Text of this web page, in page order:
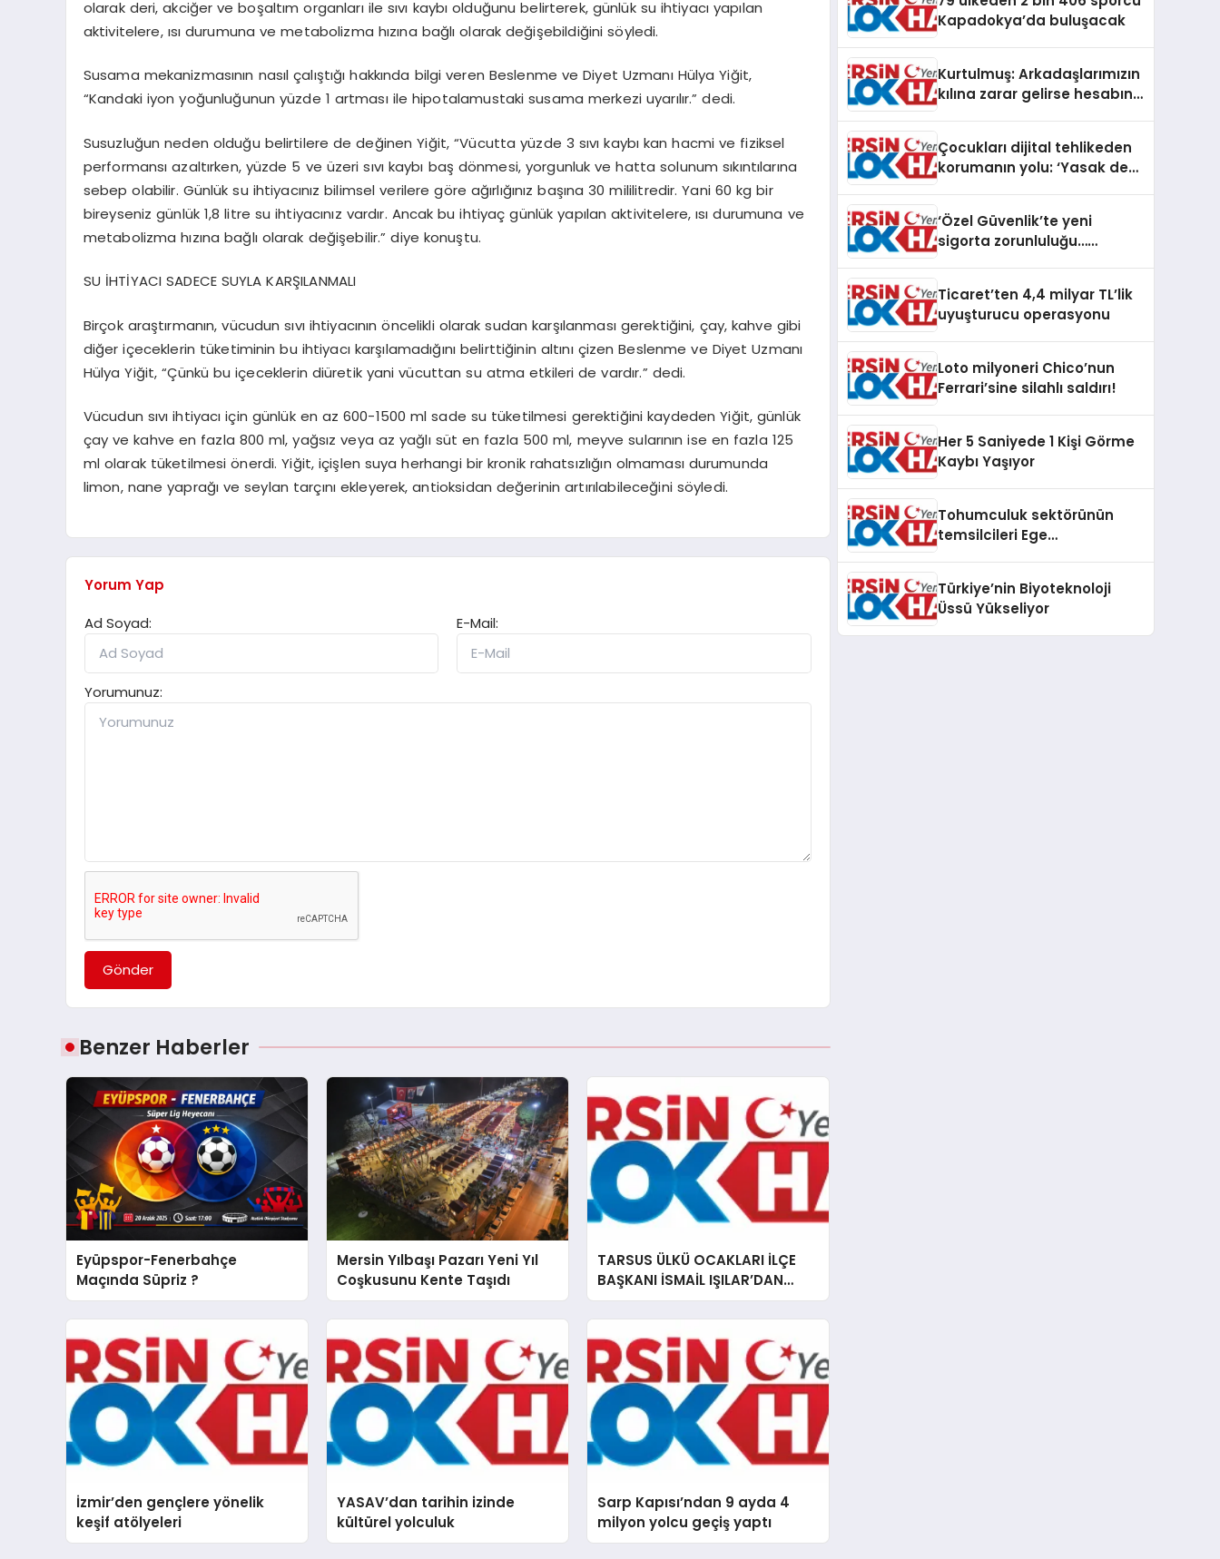
olarak deri, akciğer ve boşaltım organları ile sıvı kaybı olduğunu belirterek, günlük su ihtiyacı yapılan
aktivitelere, ısı durumuna ve metabolizma hızına bağlı olarak değişebildiğini söyledi.
Susama mekanizmasının nasıl çalıştığı hakkında bilgi veren Beslenme ve Diyet Uzmanı Hülya Yiğit,
“Kandaki iyon yoğunluğunun yüzde 1 artması ile hipotalamustaki susama merkezi uyarılır.” dedi.
Susuzluğun neden olduğu belirtilere de değinen Yiğit, “Vücutta yüzde 3 sıvı kaybı kan hacmi ve fiziksel
performansı azaltırken, yüzde 5 ve üzeri sıvı kaybı baş dönmesi, yorgunluk ve hatta solunum sıkıntılarına
sebep olabilir. Günlük su ihtiyacınız bilimsel verilere göre ağırlığınız başına 30 mililitredir. Yani 60 kg bir
bireyseniz günlük 1,8 litre su ihtiyacınız vardır. Ancak bu ihtiyaç günlük yapılan aktivitelere, ısı durumuna ve
metabolizma hızına bağlı olarak değişebilir.” diye konuştu.
SU İHTİYACI SADECE SUYLA KARŞILANMALI
Birçok araştırmanın, vücudun sıvı ihtiyacının öncelikli olarak sudan karşılanması gerektiğini, çay, kahve gibi
diğer içeceklerin tüketiminin bu ihtiyacı karşılamadığını belirttiğinin altını çizen Beslenme ve Diyet Uzmanı
Hülya Yiğit, “Çünkü bu içeceklerin diüretik yani vücuttan su atma etkileri de vardır.” dedi.
Vücudun sıvı ihtiyacı için günlük en az 600-1500 ml sade su tüketilmesi gerektiğini kaydeden Yiğit, günlük
çay ve kahve en fazla 800 ml, yağsız veya az yağlı süt en fazla 500 ml, meyve sularının ise en fazla 125
ml olarak tüketilmesi önerdi. Yiğit, içişlen suya herhangi bir kronik rahatsızlığın olmaması durumunda
limon, nane yaprağı ve seylan tarçını ekleyerek, antioksidan değerinin artırılabileceğini söyledi.
Yorum Yap
Ad Soyad:
E-Mail:
Yorumunuz:
Gönder
Benzer Haberler
Eyüpspor-Fenerbahçe
Maçında Süpriz ?
Mersin Yılbaşı Pazarı Yeni Yıl
Coşkusunu Kente Taşıdı
TARSUS ÜLKÜ OCAKLARI İLÇE
BAŞKANI İSMAİL IŞILAR’DAN
İLKYARDIM EĞİTİCİ EĞİTMENİ
MURAT CAN FİDAN’A ZİYARET
İzmir’den gençlere yönelik
keşif atölyeleri
YASAV’dan tarihin izinde
kültürel yolculuk
Sarp Kapısı’ndan 9 ayda 4
milyon yolcu geçiş yaptı
Kapadokya’da buluşacak
Kurtulmuş: Arkadaşlarımızın
kılına zarar gelirse hesabını
Çocukları dijital tehlikeden
korumanın yolu: ‘Yasak değil
‘Özel Güvenlik’te yeni
sigorta zorunluluğu…
Ticaret’ten 4,4 milyar TL’lik
uyuşturucu operasyonu
Loto milyoneri Chico’nun
Ferrari’sine silahlı saldırı!
Her 5 Saniyede 1 Kişi Görme
Kaybı Yaşıyor
Tohumculuk sektörünün
temsilcileri Ege
Türkiye’nin Biyoteknoloji
Üssü Yükseliyor